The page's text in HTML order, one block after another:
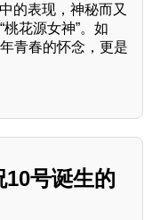
的表现，神秘而又
花源女神”。如
青春的怀念，更是
号诞生的